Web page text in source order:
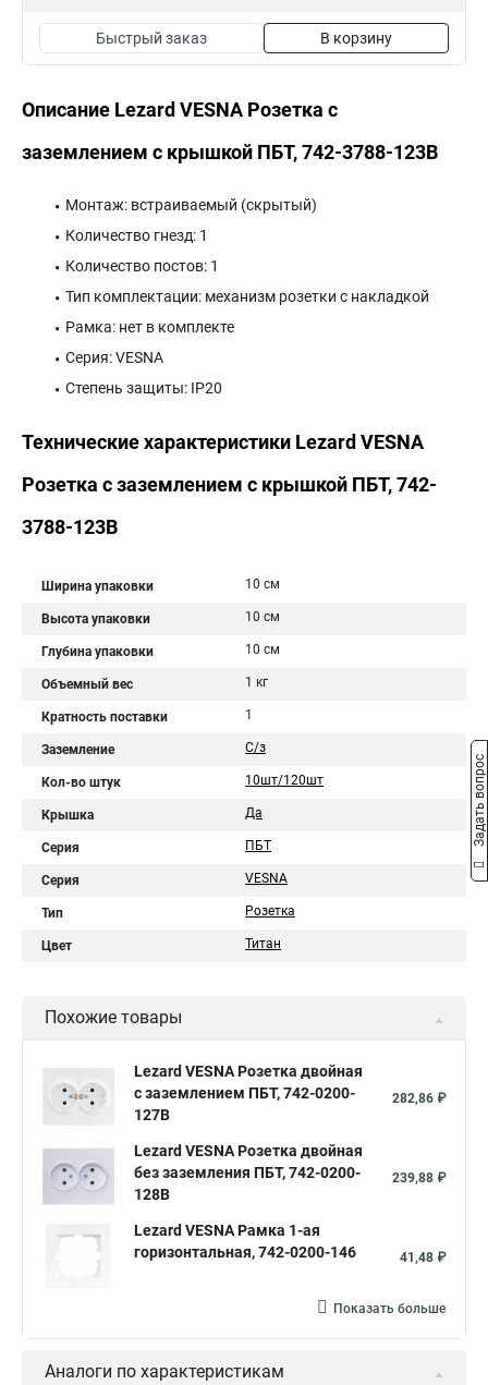
Быстрый заказ В корзину
Описание Lezard VESNA Розетка с
заземлением с крышкой ПБТ, 742-3788-123B
Монтаж: встраиваемый (скрытый)
Количество гнезд: 1
Количество постов: 1
Тип комплектации: механизм розетки с накладкой
Рамка: нет в комплекте
Серия: VESNA
Степень защиты: IP20
Технические характеристики Lezard VESNA
Розетка с заземлением с крышкой ПБТ, 742-
3788-123B
Ширина упаковки 10 см
Высота упаковки 10 см
Глубина упаковки 10 см
Объемный вес 1 кг
Кратность поставки 1
Заземление С/з
Кол-во штук 10шт/120шт
Крышка Да
Серия ПБТ
Серия VESNA
Тип Розетка
Цвет Титан
Похожие товары
Lezard VESNA Розетка двойная
с заземлением ПБТ, 742-0200-
127B
282,86 ₽
Lezard VESNA Розетка двойная
без заземления ПБТ, 742-0200-
128B
239,88 ₽
Lezard VESNA Рамка 1-ая
горизонтальная, 742-0200-146
41,48 ₽
Показать больше
Аналоги по характеристикам
Задать вопрос